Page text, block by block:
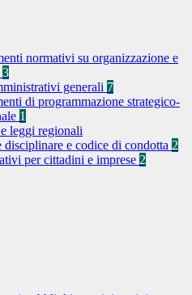
normativi su organizzazione e
3
generali 7
di programmazione strategico-
1
leggi regionali
disciplinare e codice di condotta 2
per cittadini e imprese 2